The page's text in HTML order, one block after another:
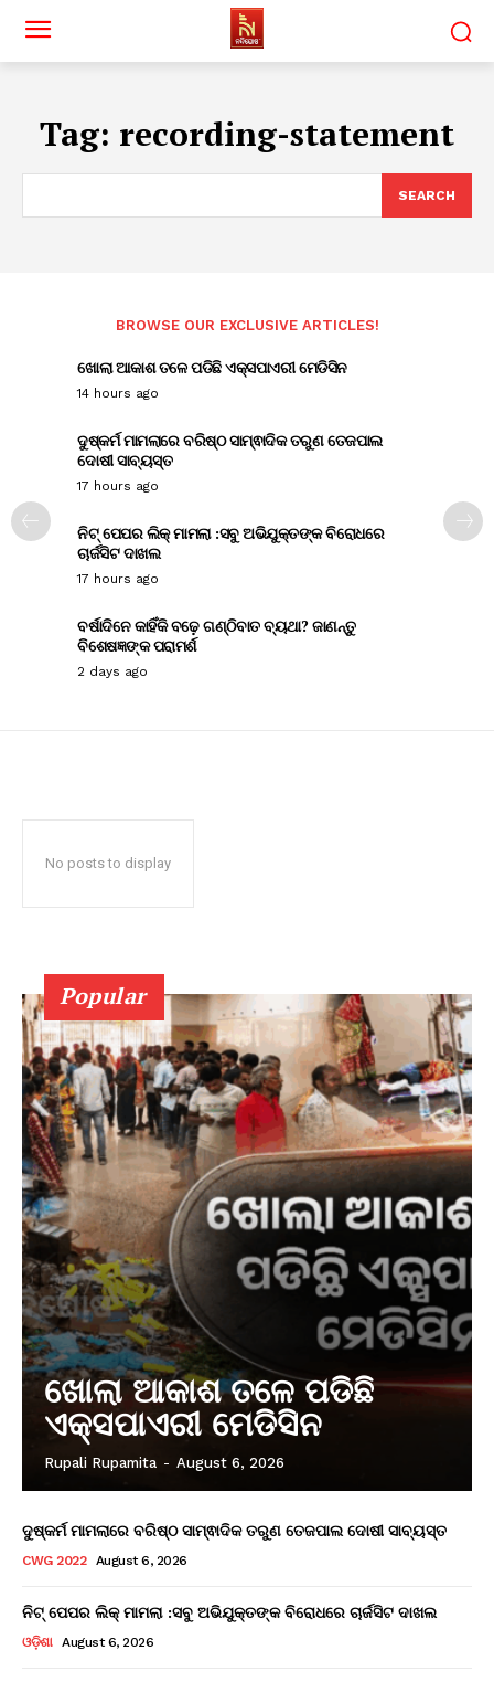
Tag: recording-statement
SEARCH
BROWSE OUR EXCLUSIVE ARTICLES!
ଖୋଲା ଆକାଶ ତଳେ ପଡିଛି ଏକ୍ସପାଏରୀ ମେଡିସିନ
14 hours ago
ଦୁଷ୍କର୍ମ ମାମଲାରେ ବରିଷ୍ଠ ସାମ୍ଵାଦିକ ତରୁଣ ତେଜପାଲ
ଦୋଷୀ ସାବ୍ୟସ୍ତ
17 hours ago
ନିଟ୍ ପେପର ଲିକ୍ ମାମଲା :ସବୁ ଅଭିଯୁକ୍ତଙ୍କ ବିରୋଧରେ
ଚାର୍ଜସିଟ ଦାଖଲ
17 hours ago
ବର୍ଷାଦିନେ କାହିଁକି ବଢ଼େ ଗଣ୍ଠିବାତ ବ୍ୟଥା? ଜାଣନ୍ତୁ
ବିଶେଷଜ୍ଞଙ୍କ ପରାମର୍ଶ
2 days ago
No posts to display
Popular
ଖୋଲା ଆକାଶ ତଳେ ପଡିଛି
ଏକ୍ସପାଏରୀ ମେଡିସିନ
Rupali Rupamita - August 6, 2026
ଦୁଷ୍କର୍ମ ମାମଲାରେ ବରିଷ୍ଠ ସାମ୍ଵାଦିକ ତରୁଣ ତେଜପାଲ ଦୋଷୀ ସାବ୍ୟସ୍ତ
CWG 2022 August 6, 2026
ନିଟ୍ ପେପର ଲିକ୍ ମାମଲା :ସବୁ ଅଭିଯୁକ୍ତଙ୍କ ବିରୋଧରେ ଚାର୍ଜସିଟ ଦାଖଲ
ଓଡ଼ିଶା August 6, 2026